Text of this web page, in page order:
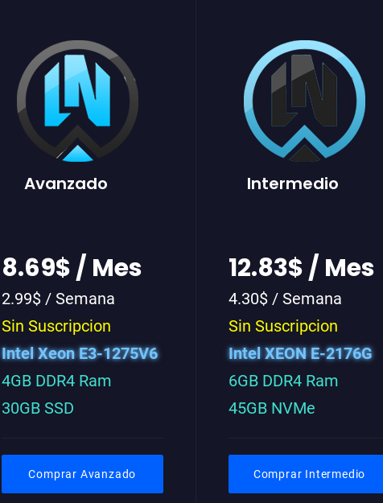
Avanzado
8.69$ / Mes
2.99$ / Semana
Sin Suscripcion
Intel Xeon E3-1275V6
4GB DDR4 Ram
30GB SSD
Comprar Avanzado
Intermedio
12.83$ / Mes
4.30$ / Semana
Sin Suscripcion
Intel XEON E-2176G
6GB DDR4 Ram
45GB NVMe
Comprar Intermedio